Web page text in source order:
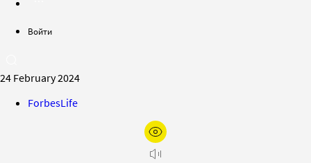
Войти
24 February 2024
ForbesLife